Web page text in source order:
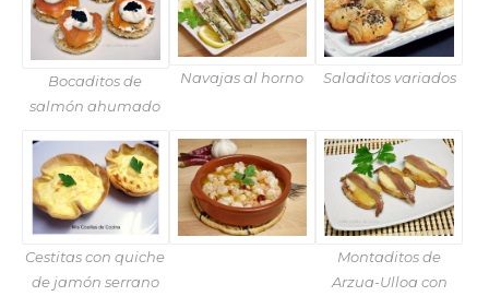
Bocaditos de
salmón ahumado
Navajas al horno Saladitos variados
Cestitas con quiche
de jamón serrano
Montaditos de
Arzua-Ulloa con